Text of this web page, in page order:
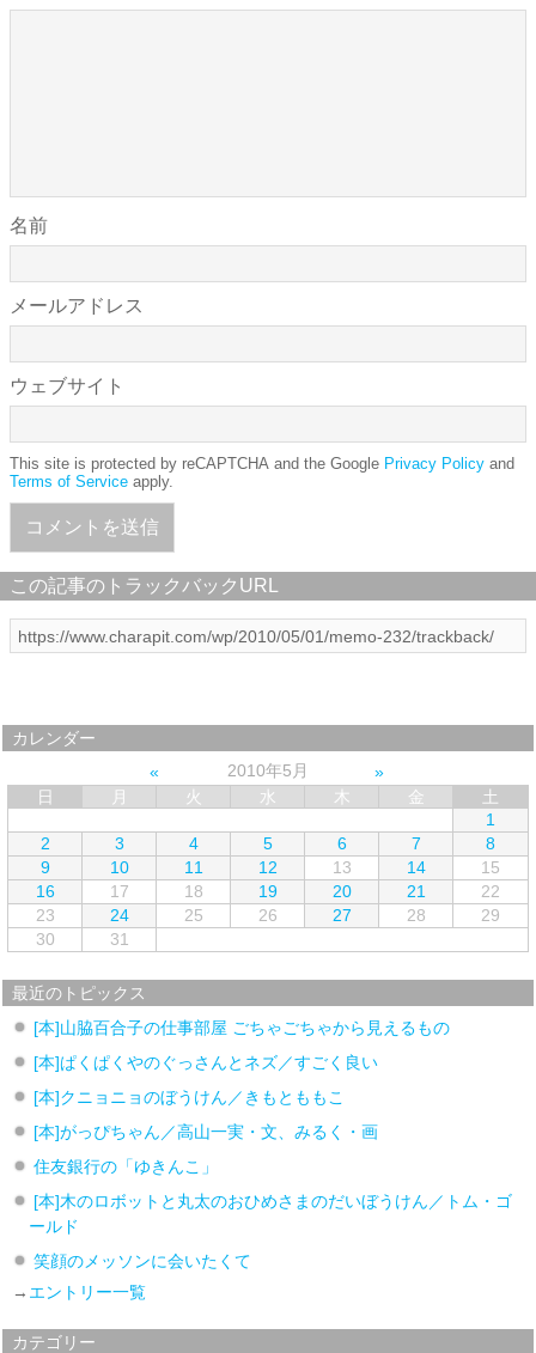
名前
メールアドレス
ウェブサイト
This site is protected by reCAPTCHA and the Google Privacy Policy and
Terms of Service apply.
この記事のトラックバックURL
カレンダー
2010年5月
日
月 火 水 木 金
土
1
2
3 4 5 6 7
8
9
10 11 12 13 14
15
16
17 18 19 20 21
22
23
24 25 26 27 28
29
30
31
最近のトピックス
[本]山脇百合子の仕事部屋 ごちゃごちゃから見えるもの
[本]ぱくぱくやのぐっさんとネズ／すごく良い
[本]クニョニョのぼうけん／きもとももこ
[本]がっぴちゃん／高山一実・文、みるく・画
住友銀行の「ゆきんこ」
[本]木のロボットと丸太のおひめさまのだいぼうけん／トム・ゴ
ールド
笑顔のメッソンに会いたくて
→ エントリー一覧
カテゴリー